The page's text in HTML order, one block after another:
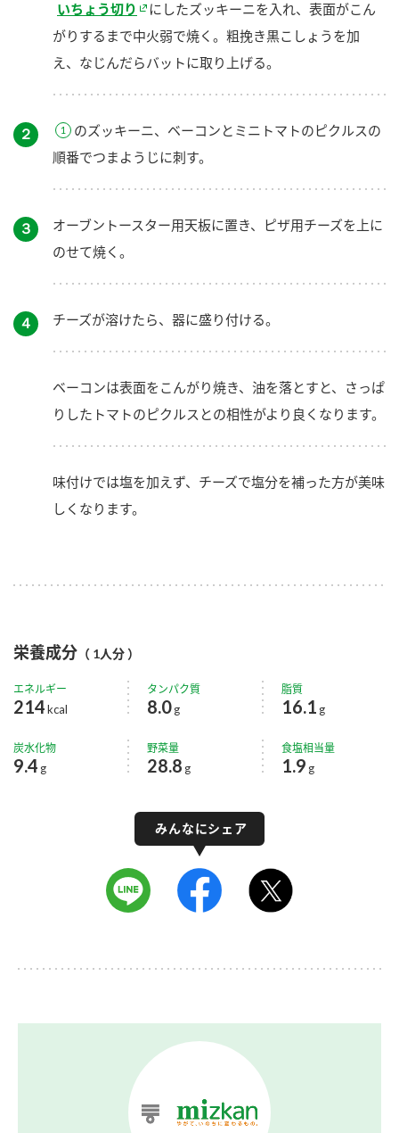
いちょう切り
にしたズッキーニを入れ、表面がこん
がりするまで中火弱で焼く。粗挽き黒こしょうを加
え、なじんだらバットに取り上げる。
２
のズッキーニ、ベーコンとミニトマトのピクルスの
順番でつまようじに刺す。
３
オーブントースター用天板に置き、ピザ用チーズを上に
のせて焼く。
４ チーズが溶けたら、器に盛り付ける。
ベーコンは表面をこんがり焼き、油を落とすと、さっぱ
りしたトマトのピクルスとの相性がより良くなります。
味付けでは塩を加えず、チーズで塩分を補った方が美味
しくなります。
栄養成分 （ 1人分 ）
エネルギー
214kcal
タンパク質
8.0g
脂質
16.1 g
炭水化物
9.4 g
野菜量
28.8 g
食塩相当量
1.9 g